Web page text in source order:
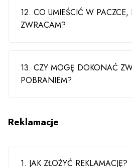
12. CO UMIEŚCIĆ W PACZCE,
ZWRACAM?
13. CZY MOGĘ DOKONAĆ
POBRANIEM?
Reklamacje
1. JAK ZŁOŻYĆ REKLAMACJĘ?